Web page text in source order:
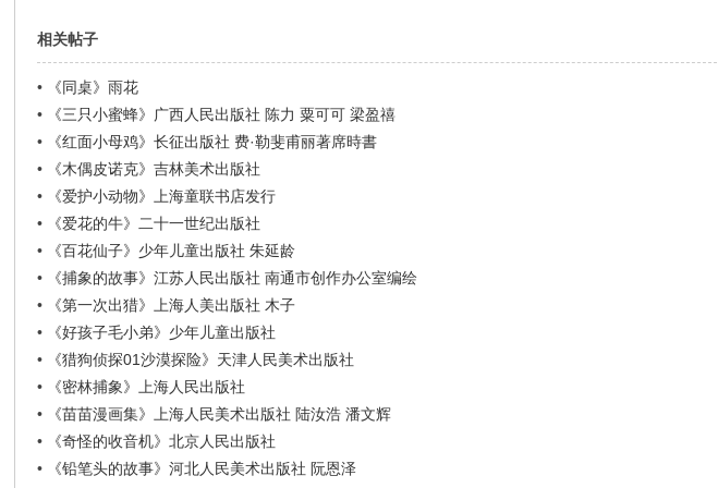
相关帖子
• 《同桌》雨花
•
《三只小蜜蜂》广西人民出版社 陈力 粟可可 梁盈禧
•
《红面小母鸡》长征出版社 费·勒斐甫丽著席時書
•
《木偶皮诺克》吉林美术出版社
•
《爱护小动物》上海童联书店发行
•
《爱花的牛》二十一世纪出版社
•
《百花仙子》少年儿童出版社 朱延龄
•
《捕象的故事》江苏人民出版社 南通市创作办公室编绘
•
《第一次出猎》上海人美出版社 木子
•
《好孩子毛小弟》少年儿童出版社
•
《猎狗侦探01沙漠探险》天津人民美术出版社
•
《密林捕象》上海人民出版社
•
《苗苗漫画集》上海人民美术出版社 陆汝浩 潘文辉
•
《奇怪的收音机》北京人民出版社
•
《铅笔头的故事》河北人民美术出版社 阮恩泽